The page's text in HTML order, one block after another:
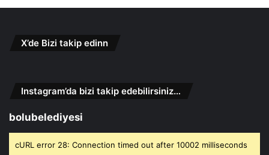
X’de Bizi takip edinn
Instagram’da bizi takip edebilirsiniz…
bolubelediyesi
cURL error 28: Connection timed out after 10002 milliseconds